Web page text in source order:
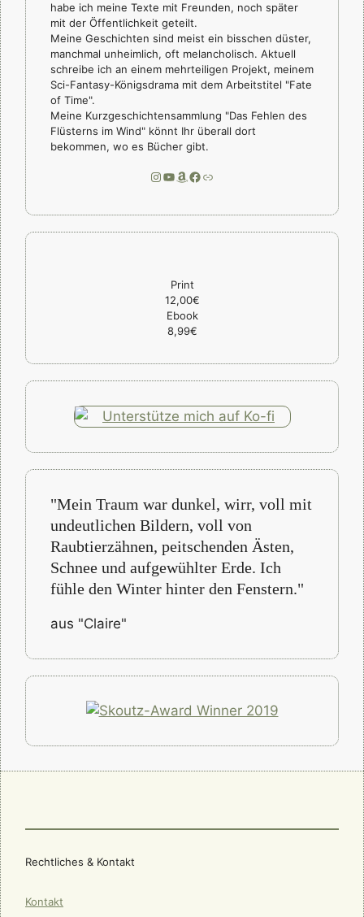
habe ich meine Texte mit Freunden, noch später
mit der Öffentlichkeit geteilt.
Meine Geschichten sind meist ein bisschen düster,
manchmal unheimlich, oft melancholisch. Aktuell
schreibe ich an einem mehrteiligen Projekt, meinem
Sci-Fantasy-Königsdrama mit dem Arbeitstitel "Fate
of Time".
Meine Kurzgeschichtensammlung "Das Fehlen des
Flüsterns im Wind" könnt Ihr überall dort
bekommen, wo es Bücher gibt.
Instagram
YouTube
Amazon
Facebook
Link
Print
12,00€
Ebook
8,99€
"Mein Traum war dunkel, wirr, voll mit
undeutlichen Bildern, voll von
Raubtierzähnen, peitschenden Ästen,
Schnee und aufgewühlter Erde. Ich
fühle den Winter hinter den Fenstern."
aus "Claire"
Rechtliches & Kontakt
Kontakt